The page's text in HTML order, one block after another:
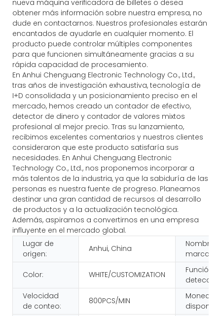
nueva máquina verificadora de billetes o desea
obtener más información sobre nuestra empresa, no
dude en contactarnos. Nuestros profesionales estarán
encantados de ayudarle en cualquier momento. El
producto puede controlar múltiples componentes
para que funcionen simultáneamente gracias a su
rápida capacidad de procesamiento.
En Anhui Chenguang Electronic Technology Co., Ltd.,
tras años de investigación exhaustiva, tecnología de
I+D consolidada y un posicionamiento preciso en el
mercado, hemos creado un contador de efectivo,
detector de dinero y contador de valores mixtos
profesional al mejor precio. Tras su lanzamiento,
recibimos excelentes comentarios y nuestros clientes
consideraron que este producto satisfaría sus
necesidades. En Anhui Chenguang Electronic
Technology Co., Ltd., nos proponemos incorporar a
más talentos de la industria, ya que la sabiduría de las
personas es nuestra fuente de progreso. Planeamos
destinar una gran cantidad de recursos al desarrollo
de productos y a la actualización tecnológica.
Además, aspiramos a convertirnos en una empresa
influyente en el mercado global.
Lugar de
origen:
Anhui, China
Nombre
marca:
Color: WHITE/CUSTOMIZATION
Función
Velocidad
de conteo:
800PCS/MIN
Moneda